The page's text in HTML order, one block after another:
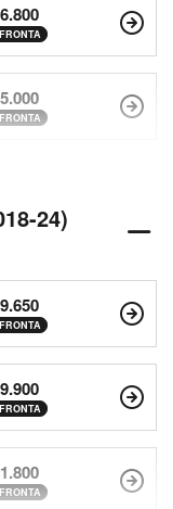
24)